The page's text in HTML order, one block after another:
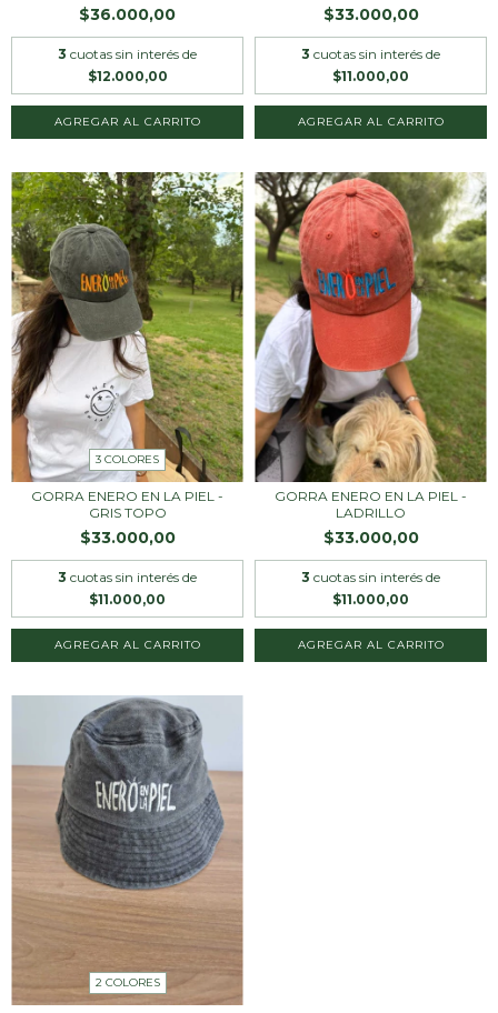
$36.000,00
3 cuotas sin interés de
$12.000,00
AGREGAR AL CARRITO
$33.000,00
3 cuotas sin interés de
$11.000,00
3 COLORES
GORRA ENERO EN LA PIEL -
GRIS TOPO
$33.000,00
3 cuotas sin interés de
$11.000,00
AGREGAR AL CARRITO
GORRA ENERO EN LA PIEL -
LADRILLO
$33.000,00
3 cuotas sin interés de
$11.000,00
2 COLORES